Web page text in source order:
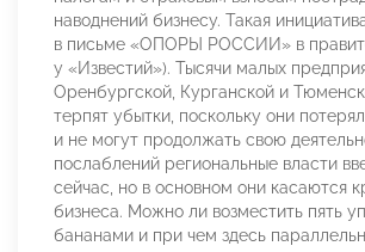
наводнений бизнесу. Такая
в письме «ОПОРЫ РОССИИ» в
у «Известий»). Тысячи малых
Оренбургской, Курганской и
терпят убытки, поскольку они
и не могут продолжать свою
послаблений региональные власти
сейчас, но в основном они касаются
бизнеса. Можно ли возместить пять
бананами и при чем здесь